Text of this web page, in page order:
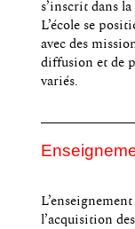
s’inscrit dans
L’école se
avec des
diffusion et de
variés.
l’acquisition